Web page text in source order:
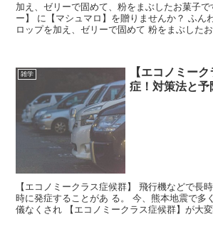
加え、ゼリーで固めて、粉をまぶしたお菓子です。 【ホワ
ー】 に【マシュマロ】を贈りませんか？ ふんわりしたメレンゲにシ
ロップを加え、ゼリーで固めて 粉をまぶしたお菓子です。 空気が多
雑学
【エコノミー
症！対策法と予
【エコノミークラス症候群】 飛行機などで長時間、座りっぱなしの
時に発症することがあ る。 今、熊本地震で多くの方々が車中泊を余
儀なくされ 【エコノミークラス症候群】が大変心配になってきてい